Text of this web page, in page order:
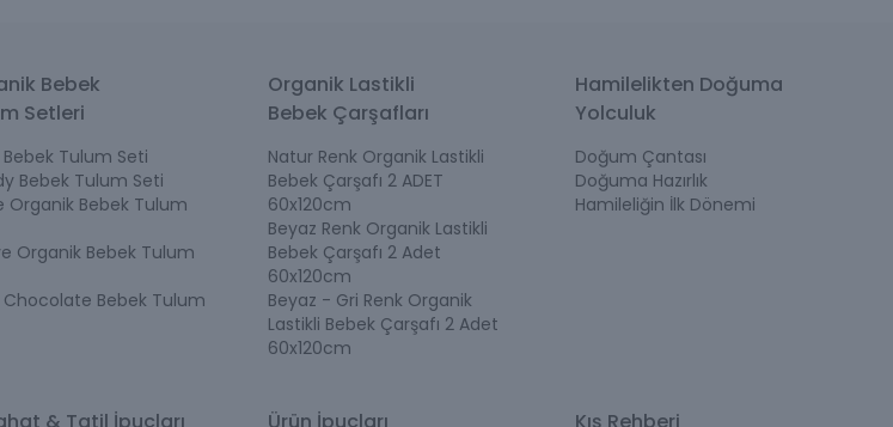
ve anlaşılır bir ürün seçimi sunmayı hedefler.
ve en sık kullanılacak ürünlerdir. Bu nedenle hem malzeme kalitesi hem de
Bebek
Setleri
Bebek Tulum Seti
Bebek Tulum Seti
Organik Bebek Tulum
Organik Bebek Tulum
Chocolate Bebek Tulum
Organik Lastikli
Bebek Çarşafları
Natur Renk Organik Lastikli
Bebek Çarşafı 2 ADET
60x120cm
Beyaz Renk Organik Lastikli
Bebek Çarşafı 2 Adet
60x120cm
Beyaz - Gri Renk Organik
Lastikli Bebek Çarşafı 2 Adet
60x120cm
Hamilelikten Doğuma
Yolculuk
Doğum Çantası
Doğuma Hazırlık
Hamileliğin İlk Dönemi
& Tatil İpuçları Ürün İpuçları Kış Rehberi